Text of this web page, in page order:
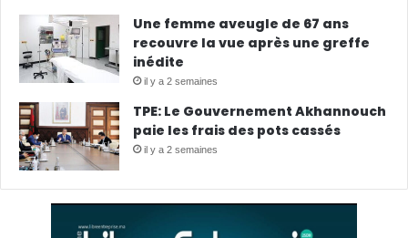
Une femme aveugle de 67 ans
recouvre la vue après une greffe
inédite
il y a 2 semaines
TPE: Le Gouvernement Akhannouch
paie les frais des pots cassés
il y a 2 semaines